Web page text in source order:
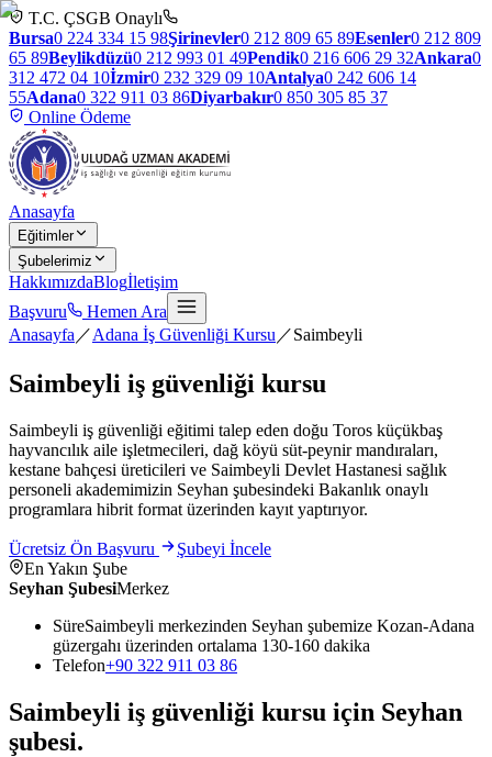
T.C. ÇSGB Onaylı
Bursa0 224 334 15 98Şirinevler0 212 809 65 89Esenler0 212 809
65 89Beylikdüzü0 212 993 01 49Pendik0 216 606 29 32Ankara0
312 472 04 10İzmir0 232 329 09 10Antalya0 242 606 14
55Adana0 322 911 03 86Diyarbakır0 850 305 85 37
Online Ödeme
Anasayfa
Eğitimler
Şubelerimiz
HakkımızdaBlogİletişim
Başvuru
Hemen Ara
Anasayfa ／Adana İş Güvenliği Kursu ／Saimbeyli
Saimbeyli iş güvenliği kursu
Saimbeyli iş güvenliği eğitimi talep eden doğu Toros küçükbaş
hayvancılık aile işletmecileri, dağ köyü süt-peynir mandıraları,
kestane bahçesi üreticileri ve Saimbeyli Devlet Hastanesi sağlık
personeli akademimizin Seyhan şubesindeki Bakanlık onaylı
programlara hibrit format üzerinden kayıt yaptırıyor.
Ücretsiz Ön Başvuru
Şubeyi İncele
En Yakın Şube
Seyhan ŞubesiMerkez
SüreSaimbeyli merkezinden Seyhan şubemize Kozan-Adana
güzergahı üzerinden ortalama 130-160 dakika
Telefon+90 322 911 03 86
Saimbeyli iş güvenliği kursu için Seyhan
şubesi.